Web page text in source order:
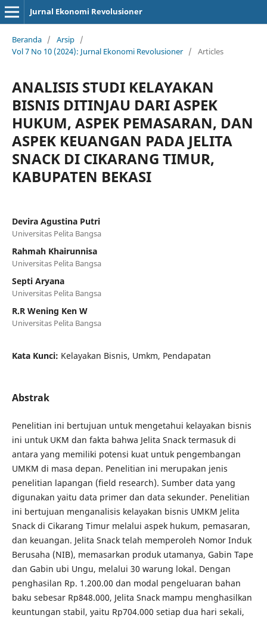
Jurnal Ekonomi Revolusioner
Beranda / Arsip /
Vol 7 No 10 (2024): Jurnal Ekonomi Revolusioner / Articles
ANALISIS STUDI KELAYAKAN
BISNIS DITINJAU DARI ASPEK
HUKUM, ASPEK PEMASARAN, DAN
ASPEK KEUANGAN PADA JELITA
SNACK DI CIKARANG TIMUR,
KABUPATEN BEKASI
Devira Agustina Putri
Universitas Pelita Bangsa
Rahmah Khairunnisa
Universitas Pelita Bangsa
Septi Aryana
Universitas Pelita Bangsa
R.R Wening Ken W
Universitas Pelita Bangsa
Kata Kunci: Kelayakan Bisnis, Umkm, Pendapatan
Abstrak
Penelitian ini bertujuan untuk mengetahui kelayakan bisnis
ini untuk UKM dan fakta bahwa Jelita Snack termasuk di
antara yang memiliki potensi kuat untuk pengembangan
UMKM di masa depan. Penelitian ini merupakan jenis
penelitian lapangan (field research). Sumber data yang
digunakan yaitu data primer dan data sekunder. Penelitian
ini bertujuan menganalisis kelayakan bisnis UMKM Jelita
Snack di Cikarang Timur melalui aspek hukum, pemasaran,
dan keuangan. Jelita Snack telah memperoleh Nomor Induk
Berusaha (NIB), memasarkan produk utamanya, Gabin Tape
dan Gabin ubi Ungu, melalui 30 warung lokal. Dengan
penghasilan Rp. 1.200.00 dan modal pengeluaran bahan
baku sebesar Rp848.000, Jelita Snack mampu menghasilkan
keuntungan stabil, yaitu Rp704.000 setiap dua hari sekali,